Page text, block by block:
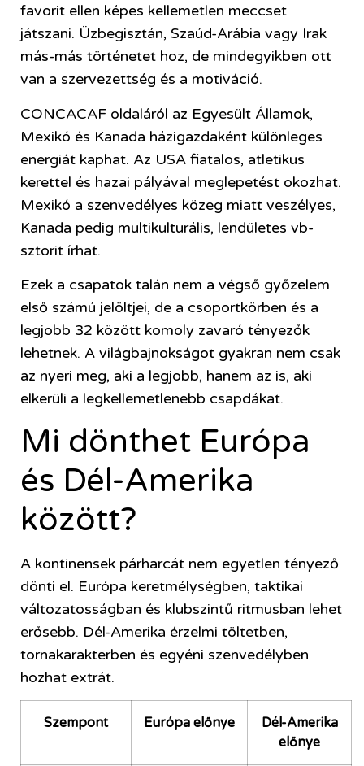
favorit ellen képes kellemetlen meccset
játszani. Üzbegisztán, Szaúd-Arábia vagy Irak
más-más történetet hoz, de mindegyikben ott
van a szervezettség és a motiváció.
CONCACAF oldaláról az Egyesült Államok,
Mexikó és Kanada házigazdaként különleges
energiát kaphat. Az USA fiatalos, atletikus
kerettel és hazai pályával meglepetést okozhat.
Mexikó a szenvedélyes közeg miatt veszélyes,
Kanada pedig multikulturális, lendületes vb-
sztorit írhat.
Ezek a csapatok talán nem a végső győzelem
első számú jelöltjei, de a csoportkörben és a
legjobb 32 között komoly zavaró tényezők
lehetnek. A világbajnokságot gyakran nem csak
az nyeri meg, aki a legjobb, hanem az is, aki
elkerüli a legkellemetlenebb csapdákat.
Mi dönthet Európa
és Dél-Amerika
között?
A kontinensek párharcát nem egyetlen tényező
dönti el. Európa keretmélységben, taktikai
változatosságban és klubszintű ritmusban lehet
erősebb. Dél-Amerika érzelmi töltetben,
tornakarakterben és egyéni szenvedélyben
hozhat extrát.
Szempont Európa előnye
Dél-Amerika
előnye